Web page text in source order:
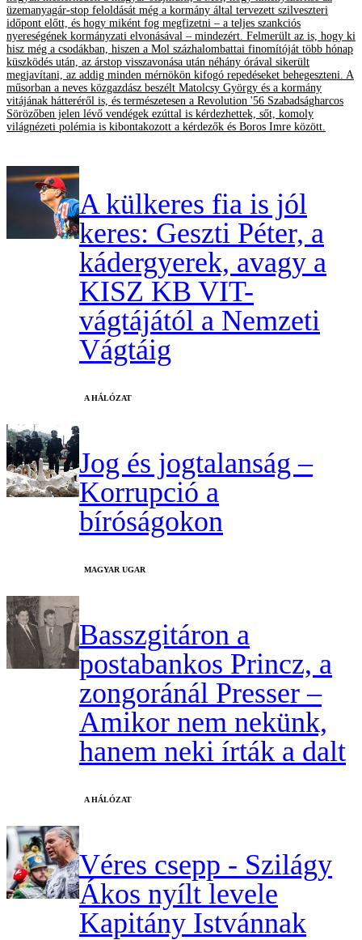
üzemanyagár-stop feloldását még a kormány által tervezett szilveszteri
időpont előtt, és hogy miként fog megfizetni – a teljes szankciós
nyereségének kormányzati elvonásával – mindezért. Felmerült az is, hogy ki
hisz még a csodákban, hiszen a Mol százhalombattai finomítóját több hónap
küszködés után, az árstop visszavonása után néhány órával sikerült
megjavítani, az addig minden mérnökön kifogó repedéseket behegeszteni. A
műsorban a neves közgazdász beszélt Matolcsy György és a kormány
vitájának hátteréről is, és természetesen a Revolution '56 Szabadságharcos
Sörözőben jelen lévő vendégek ezúttal is kérdezhettek, sőt, komoly
világnézeti polémia is kibontakozott a kérdezők és Boros Imre között.
A külkeres fia is jól
keres: Geszti Péter, a
kádergyerek, avagy a
KISZ KB VIT-
vágtájától a Nemzeti
Vágtáig
A HÁLÓZAT
Jog és jogtalanság –
Korrupció a
bíróságokon
MAGYAR UGAR
Basszgitáron a
postabankos Princz, a
zongoránál Presser –
Amikor nem nekünk,
hanem neki írták a dalt
A HÁLÓZAT
Véres csepp - Szilágy
Ákos nyílt levele
Kapitány Istvánnak